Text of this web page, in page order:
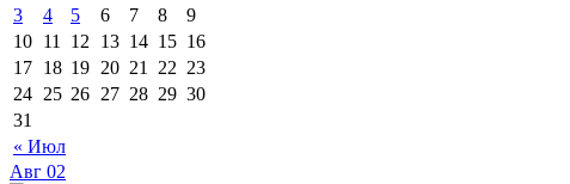
« Июл
3
4 5 6 7 8
9
10 11 12 13 14 15 16
17 18 19 20 21 22 23
24 25 26 27 28 29 30
31
Авг 02